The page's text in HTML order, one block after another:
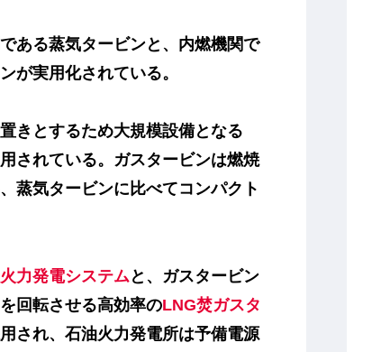
ある蒸気タービンと、内燃機関で
が実用化されている。
きとするため大規模設備となる
されている。 ガスタービンは燃焼
蒸気タービンに比べてコンパクト
力発電システムと、ガスタービン
回転させる高効率のLNG焚ガスタ
され、石油火力発電所は予備電源